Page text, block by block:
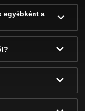
egyébként a